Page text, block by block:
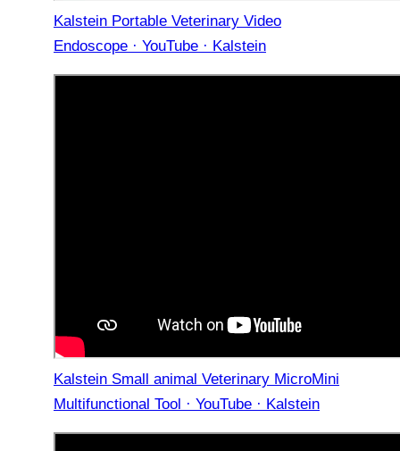
Kalstein Portable Veterinary Video
Endoscope · YouTube · Kalstein
Kalstein Small animal Veterinary MicroMini
Multifunctional Tool · YouTube · Kalstein